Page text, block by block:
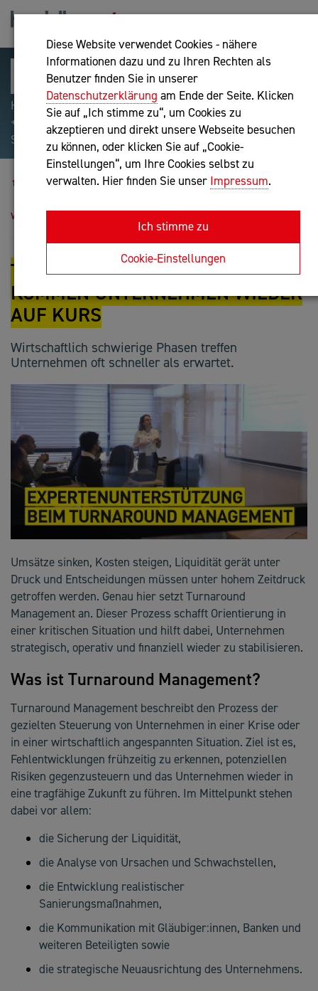
Diese Website verwendet Cookies - nähere
Informationen dazu und zu Ihren Rechten als
Benutzer finden Sie in unserer
Datenschutzerklärung am Ende der Seite. Klicken
Sie auf „Ich stimme zu“, um Cookies zu
akzeptieren und direkt unsere Webseite besuchen
zu können, oder klicken Sie auf „Cookie-
Einstellungen“, um Ihre Cookies selbst zu
verwalten. Hier finden Sie unser Impressum.
Ich stimme zu
Cookie-Einstellungen
Hilfreiche Suchparameter: Begriff einschließen:
+webshop, Begriff ausschließen: -webshop, Exakter
Suchbegriff: "internet of things"
Blog
wieder auf Kurs
TURNAROUND MANAGEMENT: SO
KOMMEN UNTERNEHMEN WIEDER
AUF KURS
Wirtschaftlich schwierige Phasen treffen
Unternehmen oft schneller als erwartet.
Umsätze sinken, Kosten steigen, Liquidität gerät unter
Druck und Entscheidungen müssen unter hohem Zeitdruck
getroffen werden. Genau hier setzt Turnaround
Management an. Dieser Prozess schafft Orientierung in
einer kritischen Situation und hilft dabei, Unternehmen
strategisch, operativ und finanziell wieder zu stabilisieren.
Was ist Turnaround Management?
Turnaround Management beschreibt den Prozess der
gezielten Steuerung von Unternehmen in einer Krise oder
in einer wirtschaftlich angespannten Situation. Ziel ist es,
Fehlentwicklungen frühzeitig zu erkennen, potenziellen
Risiken gegenzusteuern und das Unternehmen wieder in
eine tragfähige Zukunft zu führen. Im Mittelpunkt stehen
dabei vor allem:
die Sicherung der Liquidität,
die Analyse von Ursachen und Schwachstellen,
die Entwicklung realistischer
Sanierungsmaßnahmen,
die Kommunikation mit Gläubiger:innen, Banken und
weiteren Beteiligten sowie
die strategische Neuausrichtung des Unternehmens.